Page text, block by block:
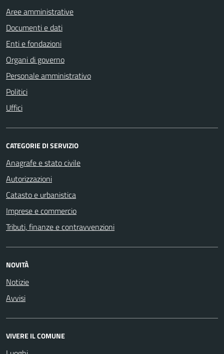
Aree amministrative
Documenti e dati
Enti e fondazioni
Organi di governo
Personale amministrativo
Politici
Uffici
CATEGORIE DI SERVIZIO
Anagrafe e stato civile
Autorizzazioni
Catasto e urbanistica
Imprese e commercio
Tributi, finanze e contravvenzioni
NOVITÀ
Notizie
Avvisi
VIVERE IL COMUNE